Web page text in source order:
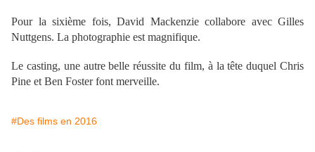
Pour la sixième fois, David Mackenzie collabore avec Gilles
Nuttgens. La photographie est magnifique.
Le casting, une autre belle réussite du film, à la tête duquel Chris
Pine et Ben Foster font merveille.
#Des films en 2016